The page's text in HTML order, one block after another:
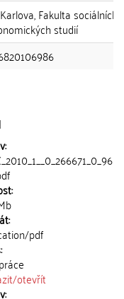
Fakulta sociálních
studií
pdf
otevřít